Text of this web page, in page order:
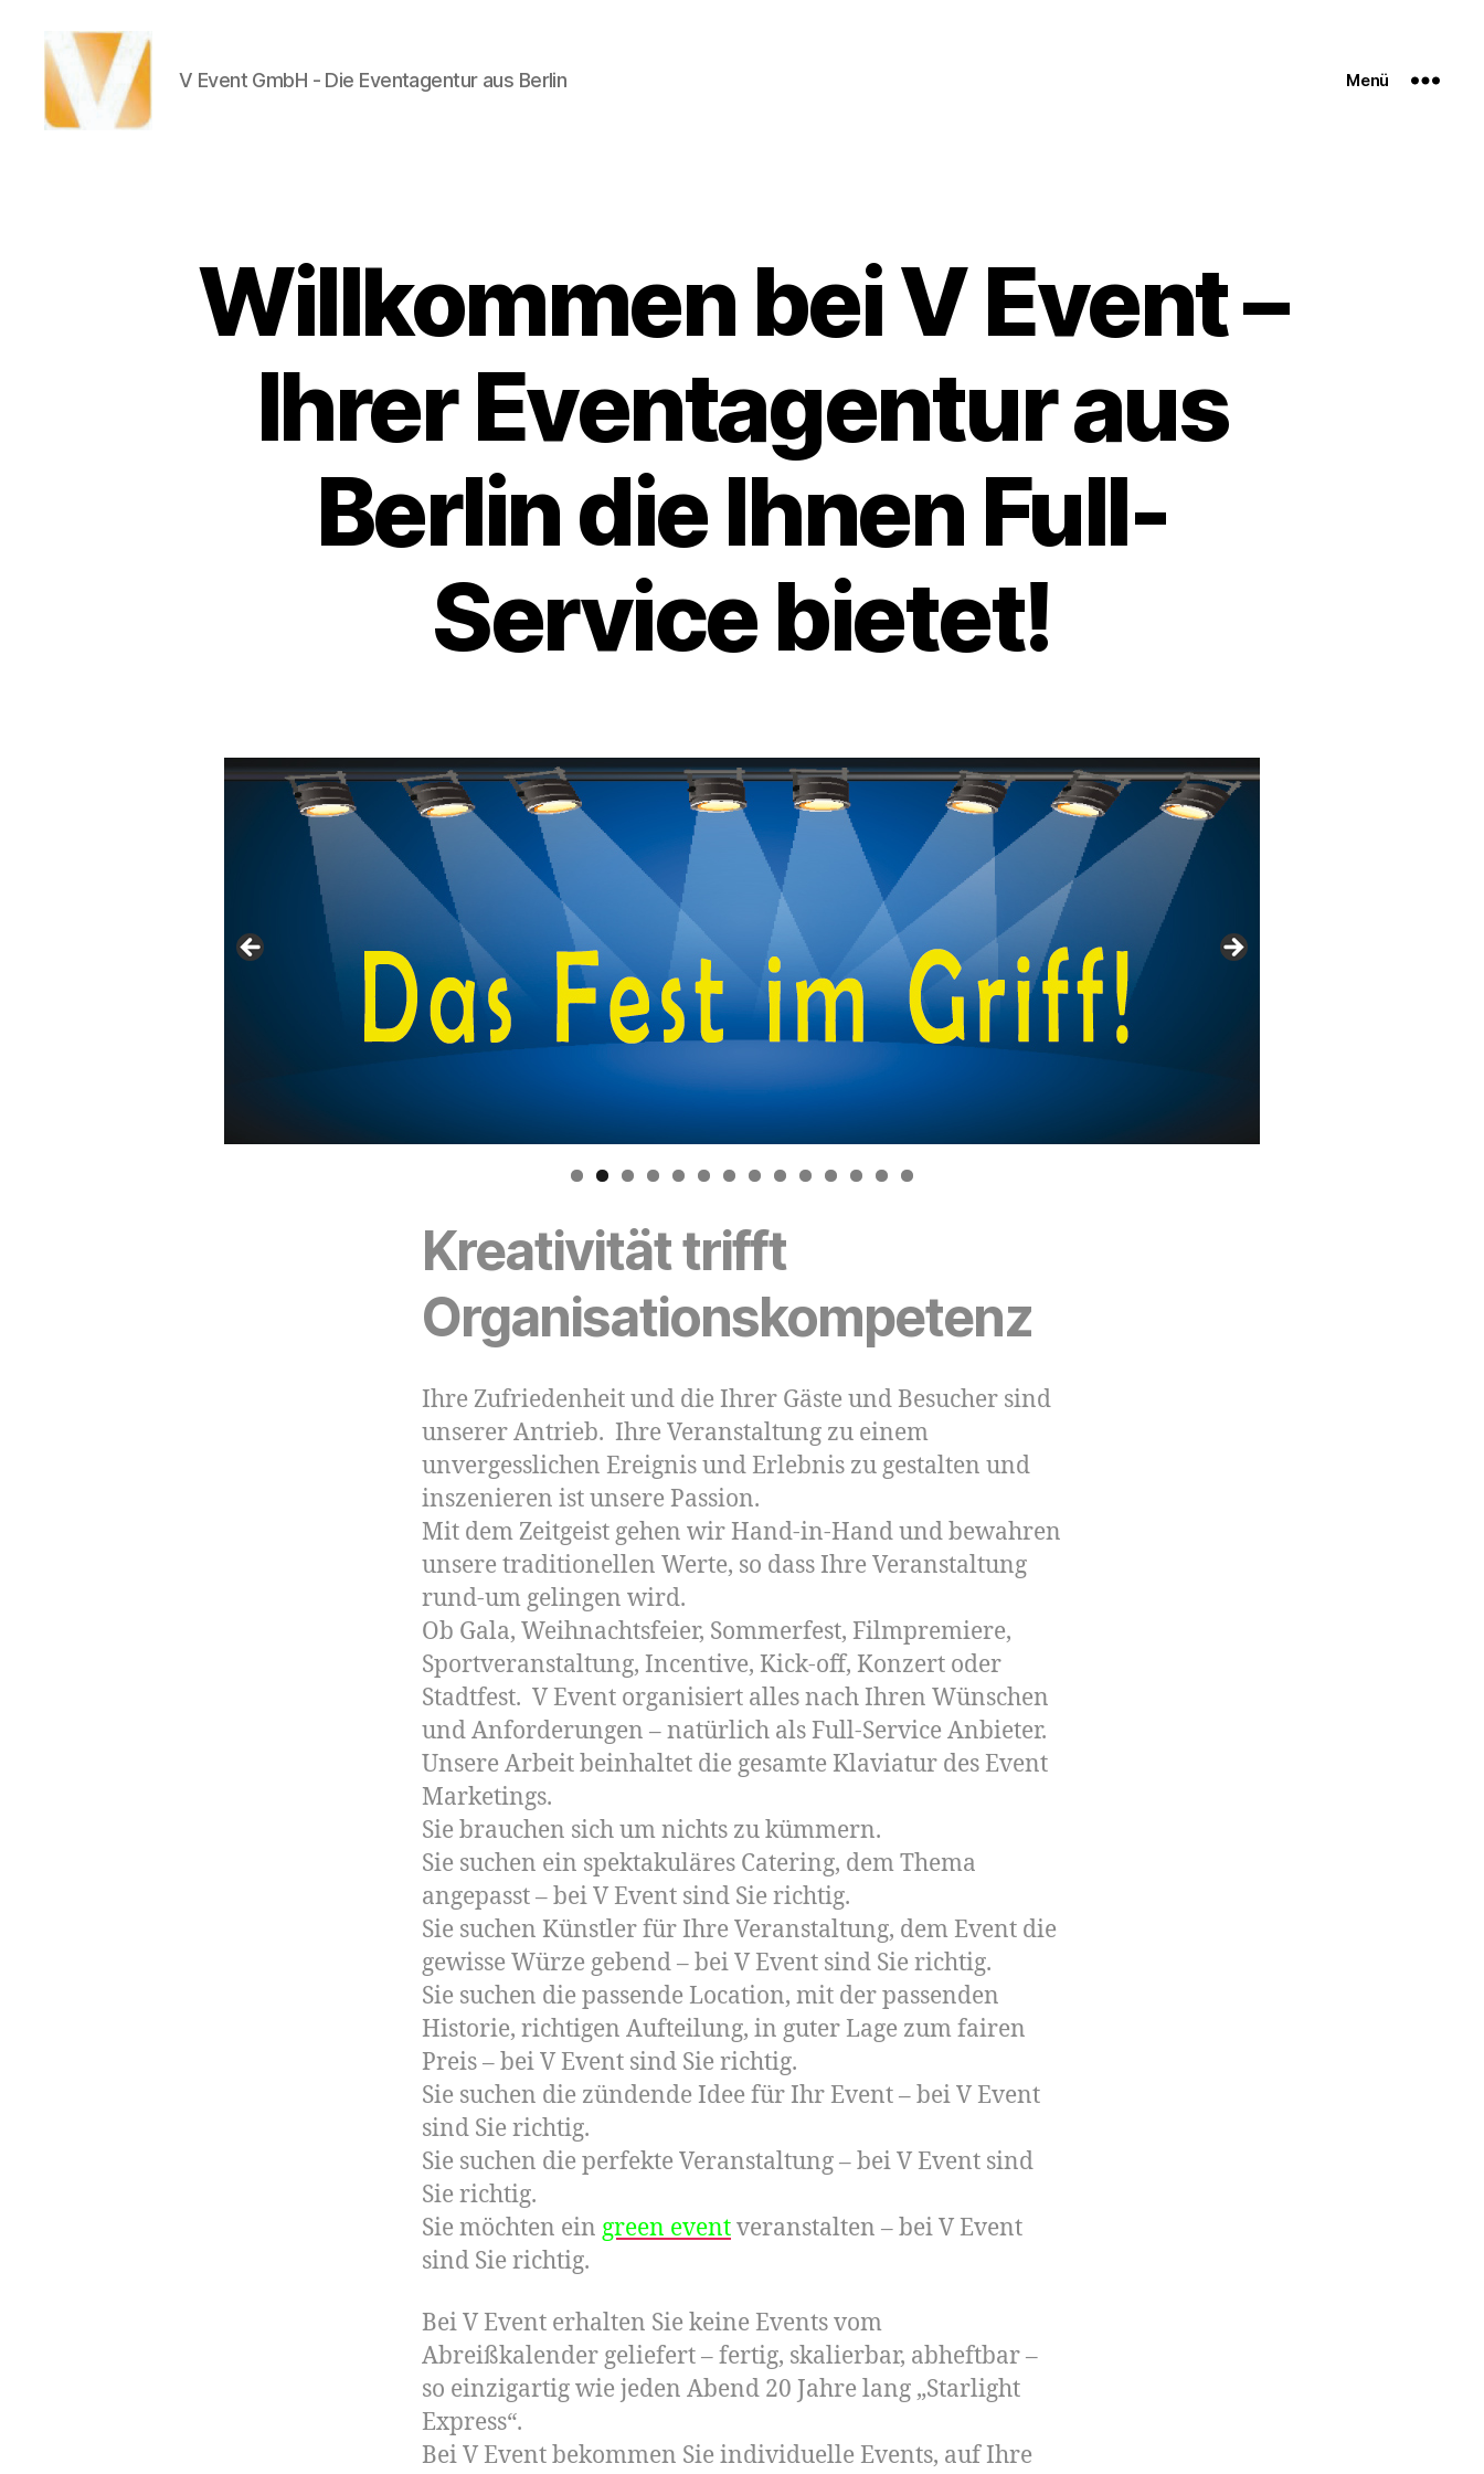
V Event GmbH - Die Eventagentur aus Berlin Menü
Willkommen bei V Event –
Ihrer Eventagentur aus
Berlin die Ihnen Full-
Service bietet!
Kreativität trifft
Organisationskompetenz
Ihre Zufriedenheit und die Ihrer Gäste und Besucher sind
unserer Antrieb. Ihre Veranstaltung zu einem
unvergesslichen Ereignis und Erlebnis zu gestalten und
inszenieren ist unsere Passion.
Mit dem Zeitgeist gehen wir Hand-in-Hand und bewahren
unsere traditionellen Werte, so dass Ihre Veranstaltung
rund-um gelingen wird.
Ob Gala, Weihnachtsfeier, Sommerfest, Filmpremiere,
Sportveranstaltung, Incentive, Kick-off, Konzert oder
Stadtfest. V Event organisiert alles nach Ihren Wünschen
und Anforderungen – natürlich als Full-Service Anbieter.
Unsere Arbeit beinhaltet die gesamte Klaviatur des Event
Marketings.
Sie brauchen sich um nichts zu kümmern.
Sie suchen ein spektakuläres Catering, dem Thema
angepasst – bei V Event sind Sie richtig.
Sie suchen Künstler für Ihre Veranstaltung, dem Event die
gewisse Würze gebend – bei V Event sind Sie richtig.
Sie suchen die passende Location, mit der passenden
Historie, richtigen Aufteilung, in guter Lage zum fairen
Preis – bei V Event sind Sie richtig.
Sie suchen die zündende Idee für Ihr Event – bei V Event
sind Sie richtig.
Sie suchen die perfekte Veranstaltung – bei V Event sind
Sie richtig.
Sie möchten ein green eventveranstalten – bei V Event
sind Sie richtig.
Bei V Event erhalten Sie keine Events vom
Abreißkalender geliefert – fertig, skalierbar, abheftbar –
so einzigartig wie jeden Abend 20 Jahre lang „Starlight
Express“.
Bei V Event bekommen Sie individuelle Events, auf Ihre